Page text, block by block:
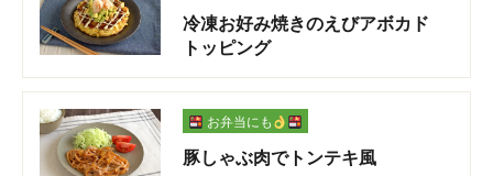
冷凍お好み焼きのえびアボカド
トッピング
お弁当にも
豚しゃぶ肉でトンテキ風